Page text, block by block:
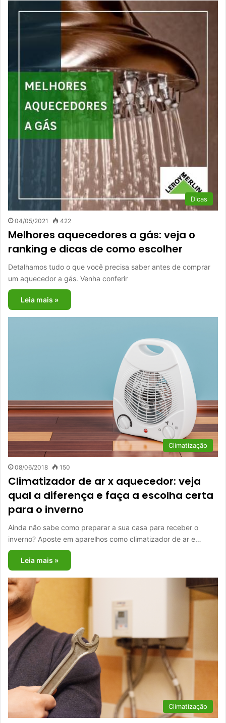
Dicas
04/05/2021 422
Melhores aquecedores a gás: veja o
ranking e dicas de como escolher
Detalhamos tudo o que você precisa saber antes de comprar
um aquecedor a gás. Venha conferir
Leia mais »
Climatização
08/06/2018 150
Climatizador de ar x aquecedor: veja
qual a diferença e faça a escolha certa
para o inverno
Ainda não sabe como preparar a sua casa para receber o
inverno? Aposte em aparelhos como climatizador de ar e…
Leia mais »
Climatização